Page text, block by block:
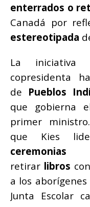
enterrados o
Canadá por
estereotipada
La
copresidenta
de Pueblos
que gobierna
primer
que Kies
ceremonias
retirar libros
a los
Junta Escolar